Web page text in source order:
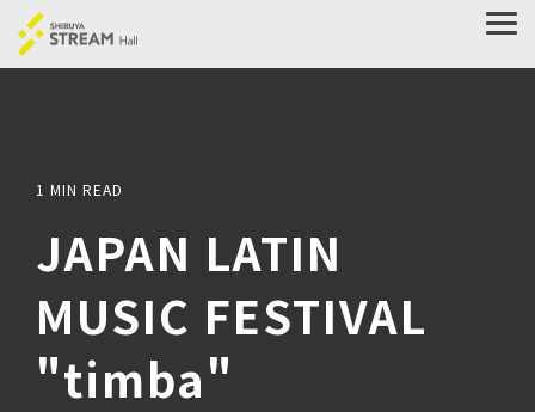
Skip
to
the
main
1 MIN READ
JAPAN LATIN
MUSIC FESTIVAL
"timba"